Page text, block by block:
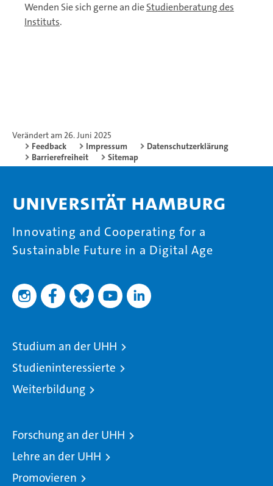
Wenden Sie sich gerne an dieStudienberatung des
Instituts.
Verändert am 26. Juni 2025
Feedback
Impressum
Datenschutzerklärung
Barrierefreiheit
Sitemap
Universität Hamburg
Innovating and Cooperating for a
Sustainable Future in a Digital Age
Studium an der UHH
Studieninteressierte
Weiterbildung
Forschung an der UHH
Lehre an der UHH
Promovieren